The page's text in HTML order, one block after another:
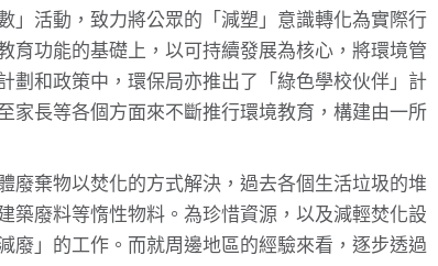
」活動，致力將公眾的「減塑」意識轉化為實際行
育功能的基礎上，以可持續發展為核心，將環境管
劃和政策中，環保局亦推出了「綠色學校伙伴」計
家長等各個方面來不斷推行環境教育，構建由一所
廢棄物以焚化的方式解決，過去各個生活垃圾的堆
築廢料等惰性物料。為珍惜資源，以及減輕焚化設
廢」的工作。而就周邊地區的經驗來看，逐步透過